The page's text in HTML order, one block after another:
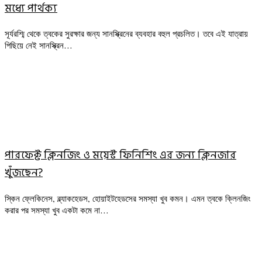
মধ্যে পার্থক্য
সূর্যরশ্মি থেকে ত্বকের সুরক্ষার জন্য সানস্ক্রিনের ব্যবহার বহুল প্রচলিত। তবে এই যাত্রায়
পিছিয়ে নেই সানস্ক্রিন…
পারফেক্ট ক্লিনজিং ও ময়েস্ট ফিনিশিং এর জন্য ক্লিনজার
খুঁজছেন?
স্কিন ফ্লেকিনেস, ব্ল্যাকহেডস, হোয়াইটহেডসের সমস্যা খুব কমন। এমন ত্বকে ক্লিনজিং
করার পর সমস্যা খুব একটা কমে না…